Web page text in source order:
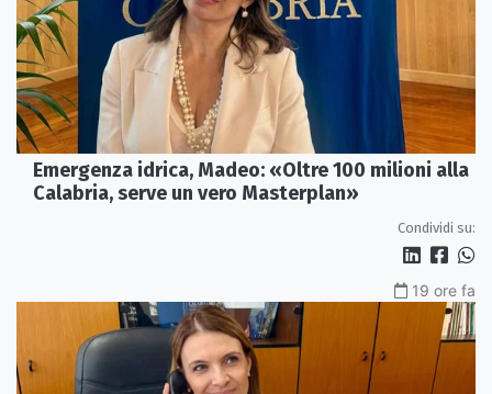
Emergenza idrica, Madeo: «Oltre 100 milioni alla
Calabria, serve un vero Masterplan»
Condividi su:
19 ore fa